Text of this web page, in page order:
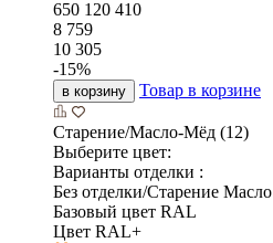
650 120 410
8 759
10 305
-15%
в корзину Товар в корзине
Старение/Масло-Мёд (12)
Выберите цвет:
Варианты отделки :
Без отделки/Старение Масло
Базовый цвет RAL
Цвет RAL+